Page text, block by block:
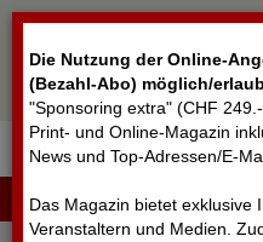
Die Nutzung der Online-
(Bezahl-Abo) möglich/
"Sponsoring extra" (CHF
Print- und Online-Magazin
News und Top-Adressen/E-
Das Magazin bietet exklusive
Veranstaltern und Medien.
LOGIN
Cookie-Einstellungen